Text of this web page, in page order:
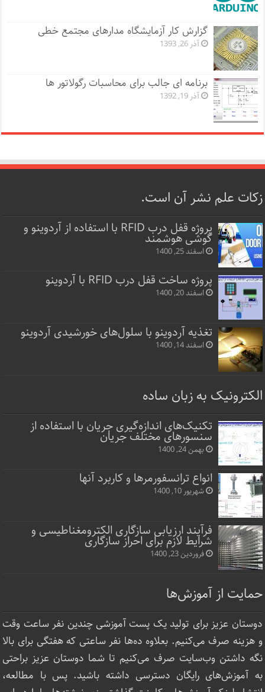
گزارش کار آزمایشگاه مدارهای مجتمع خطی
آذر 26, 1393
برنامه ای جالب برای محاسبات رگولاتور ها
آذر 19, 1392
زکات علم نشر آن است.
پروژه قفل‌ درب RFID با استفاده از آردوینو و
گوشی هوشمند
اسفند 25, 1400
پروژه ساخت قفل‌ درب RFID با آردوینو
اسفند 20, 1400
تغذیه آردوینو با سلول‌های خورشیدی آردوینو
اسفند 14, 1400
الکترونیک به زبان ساده
تکنیک‌های اندازه‌گیری جریان با استفاده از
سنسورهای مختلف جریان
بهمن 24, 1400
انواع ترانسفورمرها و کاربرد آنها
شهریور 10, 1400
فرآیند ارزیابی سازگاری الکترومغناطیسی و
شرایط لازم برای احراز سازگاری
فروردین 23, 1400
حمایت از آموزش‌ها
دوستان عزیز برای تولید یک پست آموزشی چندین نفر ساعت‌ وقت
و هزینه صرف می‌کنیم. بعلاوه ده‌ها نفر ساعتی که هفتگی برای بالا
نگه داشتن وب‌سایت صرف ‌می‌کنیم تا شما دوستان عزیز براحتی
به آموزش‌های رایگان دسترسی داشته باشید. پس با مطالعه،